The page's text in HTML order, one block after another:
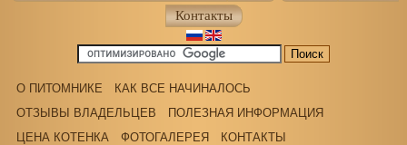
Контакты
О ПИТОМНИКЕ
КАК ВСЕ НАЧИНАЛОСЬ
ОТЗЫВЫ ВЛАДЕЛЬЦЕВ
ПОЛЕЗНАЯ ИНФОРМАЦИЯ
ЦЕНА КОТЕНКА
ФОТОГАЛЕРЕЯ КОНТАКТЫ